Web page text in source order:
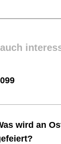
wird an